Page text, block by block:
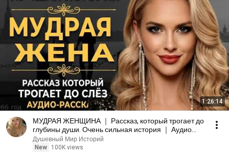
1:26:14
МУДРАЯ ЖЕНЩИНА ｜ Рассказ, который трогает до
глубины души. Очень сильная история ｜ Аудио
рассказ.
Душевный Мир Историй
New
100K views